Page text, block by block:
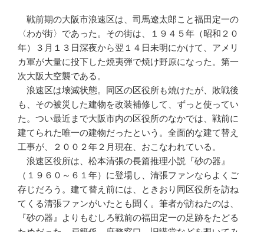
戦前期の大阪市浪速区は、司馬遼太郎こと福田定一の
〈わが街〉であった。その街は、１９４５年（昭和２０
年）３月１３日深夜から翌１４日未明にかけて、アメリ
カ軍が大量に投下した焼夷弾で焼け野原になった。第一
次大阪大空襲である。
浪速区は壊滅状態。同区の区役所も焼けたが、敗戦後
も、その被災した建物を改装補修して、ずっと使ってい
た。つい最近まで大阪市内の区役所のなかでは、戦前に
建てられた唯一の建物だったという。全面的な建て替え
工事が、２００２年２月現在、おこなわれている。
浪速区役所は、松本清張の長篇推理小説『砂の器』
（１９６０～６１年）に登場し、清張ファンならよくご
存じだろう。建て替え前には、ときおり同区役所を訪ね
てくる清張ファンがいたとも聞く。筆者が訪ねたのは、
『砂の器』よりもむしろ戦前の福田定一の足跡をたどる